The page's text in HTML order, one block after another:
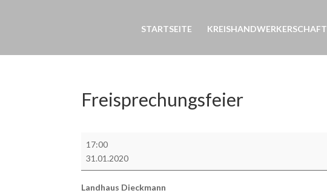
STARTSEITE KREISHANDWERKERSCHAFT
Freisprechungsfeier
17:00
31.01.2020
Landhaus Dieckmann